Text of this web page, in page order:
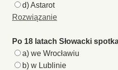
d) Astarot
Rozwiązanie
Po 18 latach Słowacki
a) we Wrocławiu
b) w Lublinie